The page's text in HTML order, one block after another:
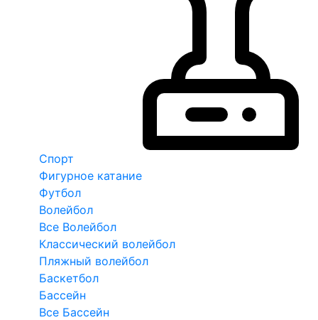
Спорт
Фигурное катание
Футбол
Волейбол
Все Волейбол
Классический волейбол
Пляжный волейбол
Баскетбол
Бассейн
Все Бассейн